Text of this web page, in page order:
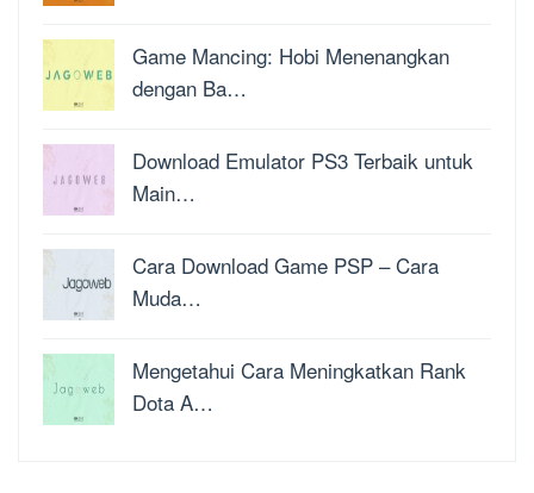
Game Mancing: Hobi Menenangkan
dengan Ba…
Download Emulator PS3 Terbaik untuk
Main…
Cara Download Game PSP – Cara
Muda…
Mengetahui Cara Meningkatkan Rank
Dota A…